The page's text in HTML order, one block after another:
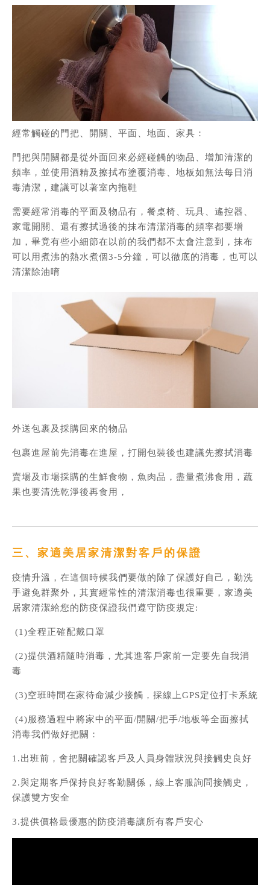
經常觸碰的門把、開關、平面、地面、家具：
門把與開關都是從外面回來必經碰觸的物品、增加清潔的
頻率，並使用酒精及擦拭布塗覆消毒、地板如無法每日消
毒清潔，建議可以著室內拖鞋
需要經常消毒的平面及物品有，餐桌椅、玩具、遙控器、
家電開關、還有擦拭過後的抹布清潔消毒的頻率都要增
加，畢竟有些小細節在以前的我們都不太會注意到，抹布
可以用煮沸的熱水煮個3-5分鐘，可以徹底的消毒，也可以
清潔除油唷
外送包裹及採購回來的物品
包裹進屋前先消毒在進屋，打開包裝後也建議先擦拭消毒
賣場及市場採購的生鮮食物，魚肉品，盡量煮沸食用，蔬
果也要清洗乾淨後再食用，
三、家適美居家清潔對客戶的保證
疫情升溫，在這個時候我們要做的除了保護好自己，勤洗
手避免群聚外，其實經常性的清潔消毒也很重要，家適美
居家清潔給您的防疫保證我們遵守防疫規定:
(1)全程正確配戴口罩
(2)提供酒精隨時消毒，尤其進客戶家前一定要先自我消
毒
(3)空班時間在家待命減少接觸，採線上GPS定位打卡系統
(4)服務過程中將家中的平面/開關/把手/地板等全面擦拭
消毒我們做好把關：
1.出班前，會把關確認客戶及人員身體狀況與接觸史良好
2.與定期客戶保持良好客勤關係，線上客服詢問接觸史，
保護雙方安全
3.提供價格最優惠的防疫消毒讓所有客戶安心